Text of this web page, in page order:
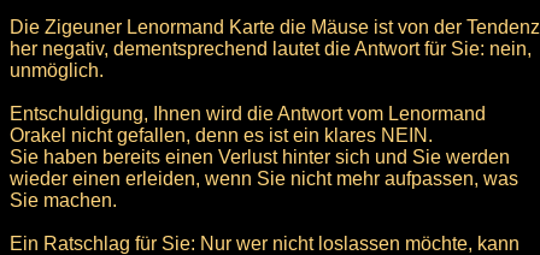
Die Zigeuner Lenormand Karte die Mäuse ist von der Tendenz
her negativ, dementsprechend lautet die Antwort für Sie: nein,
unmöglich.
Entschuldigung, Ihnen wird die Antwort vom Lenormand
Orakel nicht gefallen, denn es ist ein klares NEIN.
Sie haben bereits einen Verlust hinter sich und Sie werden
wieder einen erleiden, wenn Sie nicht mehr aufpassen, was
Sie machen.
Ein Ratschlag für Sie: Nur wer nicht loslassen möchte, kann